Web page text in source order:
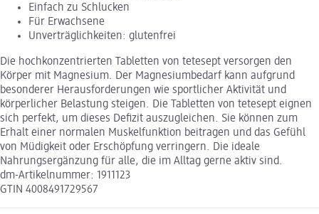
Einfach zu Schlucken
Für Erwachsene
Unverträglichkeiten: glutenfrei
Die hochkonzentrierten Tabletten von tetesept versorgen den
Körper mit Magnesium. Der Magnesiumbedarf kann aufgrund
besonderer Herausforderungen wie sportlicher Aktivität und
körperlicher Belastung steigen. Die Tabletten von tetesept eignen
sich perfekt, um dieses Defizit auszugleichen. Sie können zum
Erhalt einer normalen Muskelfunktion beitragen und das Gefühl
von Müdigkeit oder Erschöpfung verringern. Die ideale
Nahrungsergänzung für alle, die im Alltag gerne aktiv sind.
dm-Artikelnummer: 1911123
GTIN 4008491729567